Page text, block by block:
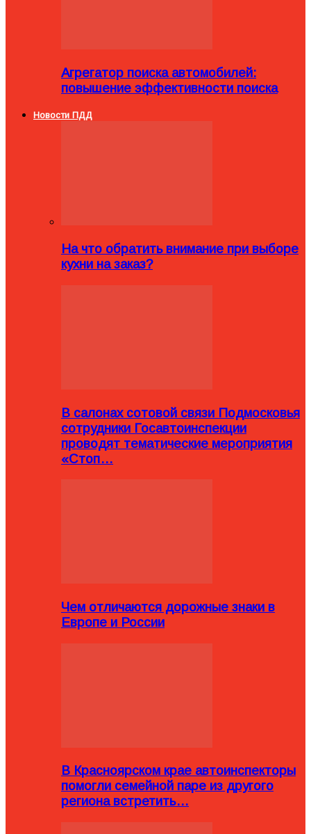
Агрегатор поиска автомобилей:
повышение эффективности поиска
Новости ПДД
На что обратить внимание при выборе
кухни на заказ?
В салонах сотовой связи Подмосковья
сотрудники Госавтоинспекции
проводят тематические мероприятия
«Стоп…
Чем отличаются дорожные знаки в
Европе и России
В Красноярском крае автоинспекторы
помогли семейной паре из другого
региона встретить…